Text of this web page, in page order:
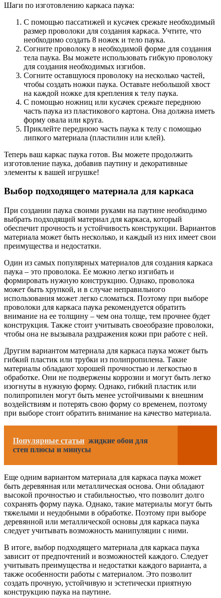
Шаги по изготовлению каркаса паука:
С помощью пассатижей и кусачек срежьте необходимый
размер проволоки для создания каркаса. Учтите, что
необходимо создать 8 ножек и тело паука.
Согните проволоку в необходимой форме для создания
тела паука. Вы можете использовать гибкую проволоку
для создания необходимых изгибов.
Согните оставшуюся проволоку на несколько частей,
чтобы создать ножки паука. Оставьте небольшой хвост
на каждой ножке для крепления к телу паука.
С помощью ножниц или кусачек срежьте переднюю
часть паука из пластикового картона. Она должна иметь
форму овала или круга.
Приклейте переднюю часть паука к телу с помощью
липкого материала (пластилин или клей).
Теперь ваш каркас паука готов. Вы можете продолжить
изготовление паука, добавив паутину и декоративные
элементы к вашей игрушке!
Выбор подходящего материала для каркаса
При создании паука своими руками на паутине необходимо
выбрать подходящий материал для каркаса, который
обеспечит прочность и устойчивость конструкции. Вариантов
материала может быть несколько, и каждый из них имеет свои
преимущества и недостатки.
Один из самых популярных материалов для создания каркаса
паука – это проволока. Ее можно легко изгибать и
формировать нужную конструкцию. Однако, проволока
может быть хрупкой, и в случае неправильного
использования может легко сломаться. Поэтому при выборе
проволоки для каркаса паука рекомендуется обратить
внимание на ее толщину – чем она толще, тем прочнее будет
конструкция. Также стоит учитывать своеобразие проволоки,
чтобы она не вызывала раздражения кожи при работе с ней.
Другим вариантом материала для каркаса паука может быть
гибкий пластик или трубки из полипропилена. Такие
материалы обладают хорошей прочностью и легкостью в
обработке. Они не подвержены коррозии и могут быть легко
изогнуты в нужную форму. Однако, гибкий пластик или
полипропилен могут быть менее устойчивыми к внешним
воздействиям и потерять свою форму со временем, поэтому
при выборе стоит обратить внимание на качество материала.
Популярные статьи жидкие обои для
стен плюсы и минусы
Еще одним вариантом материала для каркаса паука может
быть деревянная или металлическая основа. Они обладают
высокой прочностью и стабильностью, что позволит долго
сохранять форму паука. Однако, такие материалы могут быть
тяжелыми и неудобными в обработке. Поэтому при выборе
деревянной или металлической основы для каркаса паука
следует учитывать возможность манипуляции с ними.
В итоге, выбор подходящего материала для каркаса паука
зависит от предпочтений и возможностей каждого. Следует
учитывать преимущества и недостатки каждого варианта, а
также особенности работы с материалом. Это позволит
создать прочную, устойчивую и эстетически приятную
конструкцию паука на паутине.